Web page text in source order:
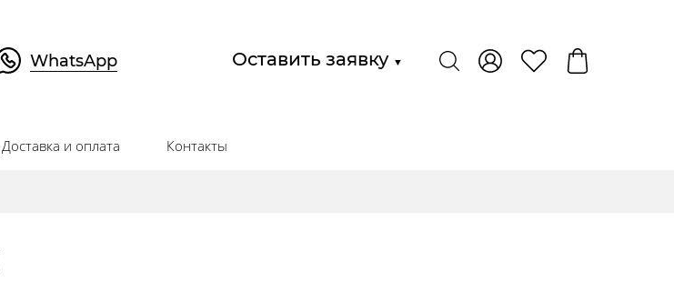
WhatsApp Оставить заявку ▼
Доставка и оплата Контакты